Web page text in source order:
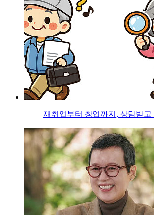
재취업부터 창업까지, 상담받고